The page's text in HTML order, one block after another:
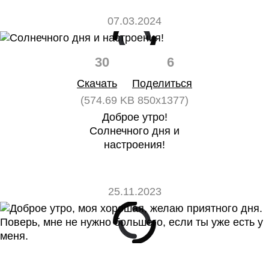
07.03.2024
30 6
Скачать
Поделиться
(574.69 KB 850x1377)
Доброе утро!
Солнечного дня и
настроения!
25.11.2023